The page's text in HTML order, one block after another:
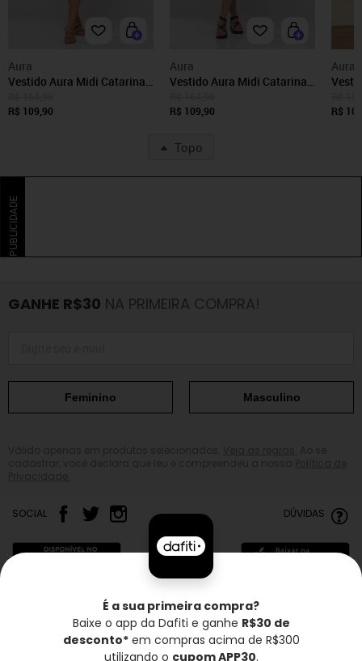
Aura
Vestido Aura Midi Catarina
R$ 109,90
Aura
Vestido Aura Midi Catarina
R$ 109,90
Aura
R$
Topo
PUBLICIDADE
GANHE R$30 NA PRIMEIRA COMPRA!
Feminino Masculino
SOCIAL DÚVIDAS
Frete grátis* Troca grátis Entrega rápida
É a sua primeira compra?
Baixe o app da Dafiti e ganhe R$30 de
desconto*em compras acima de R$300
utilizando o cupom APP30.